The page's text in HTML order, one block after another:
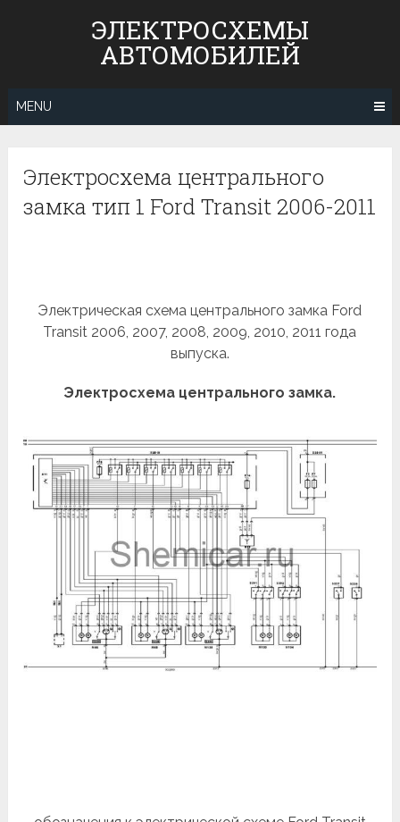
ЭЛЕКТРОСХЕМЫ
АВТОМОБИЛЕЙ
MENU
Электросхема центрального
замка тип 1 Ford Transit 2006-2011
Электрическая схема центрального замка Ford
Transit 2006, 2007, 2008, 2009, 2010, 2011 года
выпуска.
Электросхема центрального замка.